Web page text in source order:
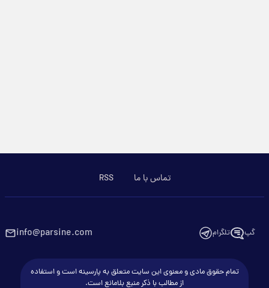
تماس با ما RSS
گپ تلگرام info@parsine.com
تمام حقوق مادی و معنوی این سایت متعلق به پارسینه است و استفاده
از مطالب با ذکر منبع بلامانع است.